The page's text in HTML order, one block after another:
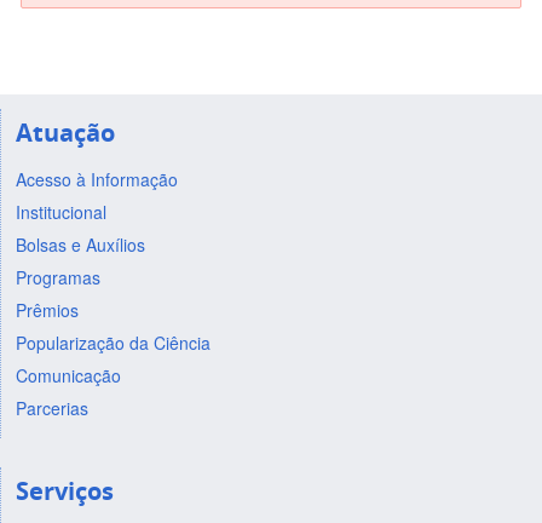
Atuação
Acesso à Informação
Institucional
Bolsas e Auxílios
Programas
Prêmios
Popularização da Ciência
Comunicação
Parcerias
Serviços